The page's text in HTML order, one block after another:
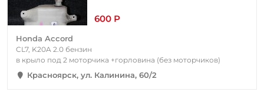
600 Р
Honda Accord
CL7, K20A 2.0 бензин
в крыло под 2 моторчика +горловина (без моторчиков)
Красноярск, ул. Калинина, 60/2